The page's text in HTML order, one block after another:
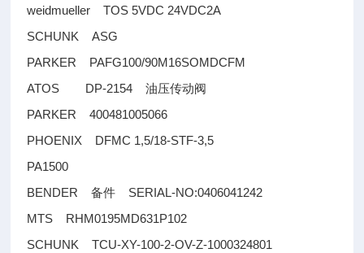
weidmueller TOS 5VDC 24VDC2A
SCHUNK ASG
PARKER PAFG100/90M16SOMDCFM
ATOS DP-2154油压传动阀
PARKER 400481005066
PHOENIX DFMC 1,5/18-STF-3,5
PA1500
BENDER备件 SERIAL-NO:0406041242
MTS RHM0195MD631P102
SCHUNK TCU-XY-100-2-OV-Z-1000324801